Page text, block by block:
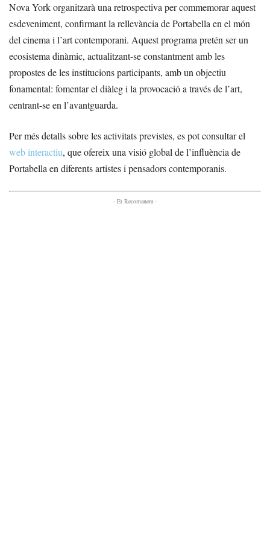
Nova York organitzarà una retrospectiva per commemorar aquest
esdeveniment, confirmant la rellevància de Portabella en el món
del cinema i l’art contemporani. Aquest programa pretén ser un
ecosistema dinàmic, actualitzant-se constantment amb les
propostes de les institucions participants, amb un objectiu
fonamental: fomentar el diàleg i la provocació a través de l’art,
centrant-se en l’avantguarda.
Per més detalls sobre les activitats previstes, es pot consultar el
web interactiu, que ofereix una visió global de l’influència de
Portabella en diferents artistes i pensadors contemporanis.
- Et Recomanem -